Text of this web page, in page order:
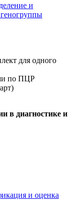
и
в диагностике и
и оценка